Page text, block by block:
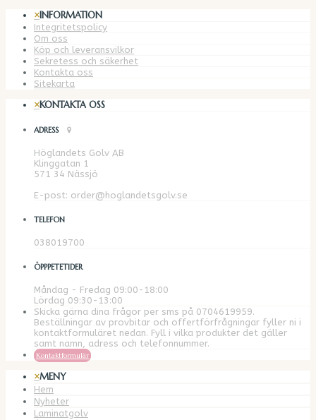
×INFORMATION
Integritetspolicy
Om oss
Köp och leveransvilkor
Sekretess och säkerhet
Kontakta oss
Sitekarta
×KONTAKTA OSS
ADRESS
Höglandets Golv AB
Klinggatan 1
571 34 Nässjö
E-post: order@hoglandetsgolv.se
TELEFON
038019700
ÖPPPETETIDER
Måndag - Fredag 09:00-18:00
Lördag 09:30-13:00
Skicka gärna dina frågor per sms på 0704619959.
Beställningar av provbitar och offertförfrågningar fyller ni i
kontaktformuläret nedan. Fyll i vilka produkter det gäller
samt namn, adress och telefonnummer.
Kontaktformulär
×MENY
Hem
Nyheter
Laminatgolv